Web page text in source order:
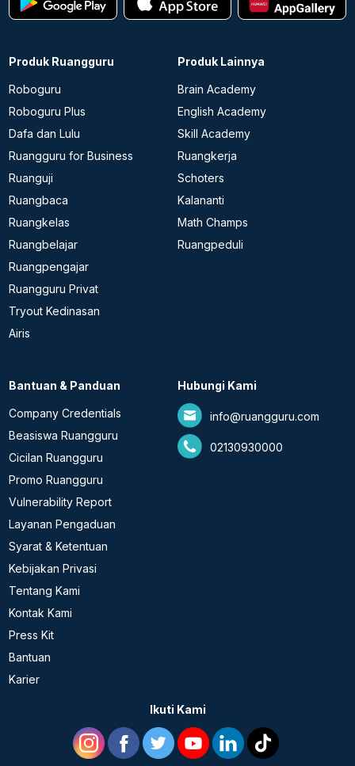
Produk Ruangguru
Roboguru
Roboguru Plus
Dafa dan Lulu
Ruangguru for Business
Ruanguji
Ruangbaca
Ruangkelas
Ruangbelajar
Ruangpengajar
Ruangguru Privat
Tryout Kedinasan
Airis
Produk Lainnya
Brain Academy
English Academy
Skill Academy
Ruangkerja
Schoters
Kalananti
Math Champs
Ruangpeduli
Bantuan & Panduan
Company Credentials
Beasiswa Ruangguru
Cicilan Ruangguru
Promo Ruangguru
Vulnerability Report
Layanan Pengaduan
Syarat & Ketentuan
Kebijakan Privasi
Tentang Kami
Kontak Kami
Press Kit
Bantuan
Karier
Hubungi Kami
info@ruangguru.com
02130930000
Ikuti Kami